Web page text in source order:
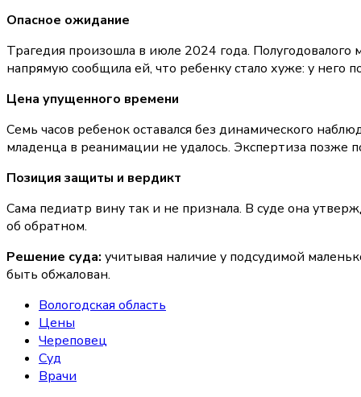
Опасное ожидание
Трагедия произошла в июле 2024 года.
напрямую сообщила ей, что ребенку стало хуже: у него
Цена упущенного времени
Семь часов ребенок оставался без динамического
младенца в реанимации не удалось. Экспертиза позже
Позиция защиты и вердикт
Сама педиатр вину так и не признала. В суде она
об обратном.
Решение суда: учитывая наличие у подсудимой
быть обжалован.
Вологодская область
Цены
Череповец
Суд
Врачи